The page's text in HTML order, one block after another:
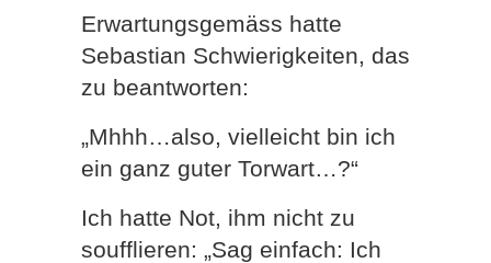
Erwartungsgemäss hatte
Sebastian Schwierigkeiten, das
zu beantworten:
„Mhhh…also, vielleicht bin ich
ein ganz guter Torwart…?“
Ich hatte Not, ihm nicht zu
soufflieren: „Sag einfach: Ich